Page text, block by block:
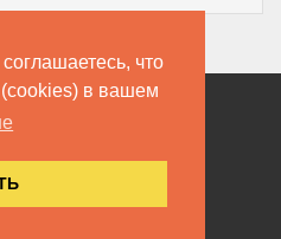
что
в вашем
2016-2024